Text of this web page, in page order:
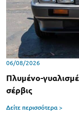
06/08/2026
Πλυμένο-
σέρβις
Δείτε περισσότερα >